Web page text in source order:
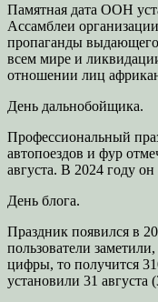
Памятная дата ООН
Ассамблеи
пропаганды
всем мире и
отношении лиц
День дальнобойщика.
Профессиональный
автопоездов и фур
августа. В 2024 году
День блога.
Праздник появился в
пользователи
цифры, то получится
установили 31 августа